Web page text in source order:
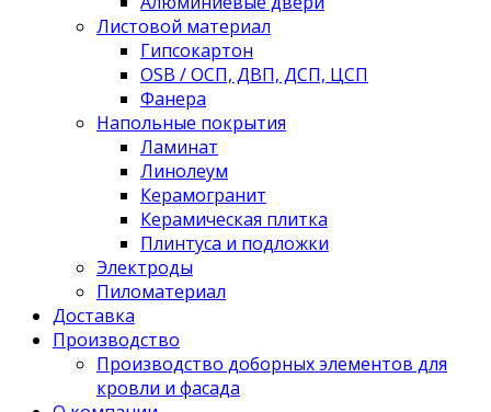
Листовой материал
Гипсокартон
OSB / ОСП, ДВП, ДСП, ЦСП
Фанера
Напольные покрытия
Ламинат
Линолеум
Керамогранит
Керамическая плитка
Плинтуса и подложки
Электроды
Пиломатериал
Доставка
Производство
Производство доборных элементов для
кровли и фасада